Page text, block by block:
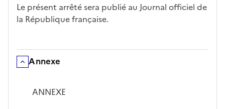
Le présent arrêté sera publié au Journal officiel de
la République française.
Annexe
Déplier/Replier
ANNEXE